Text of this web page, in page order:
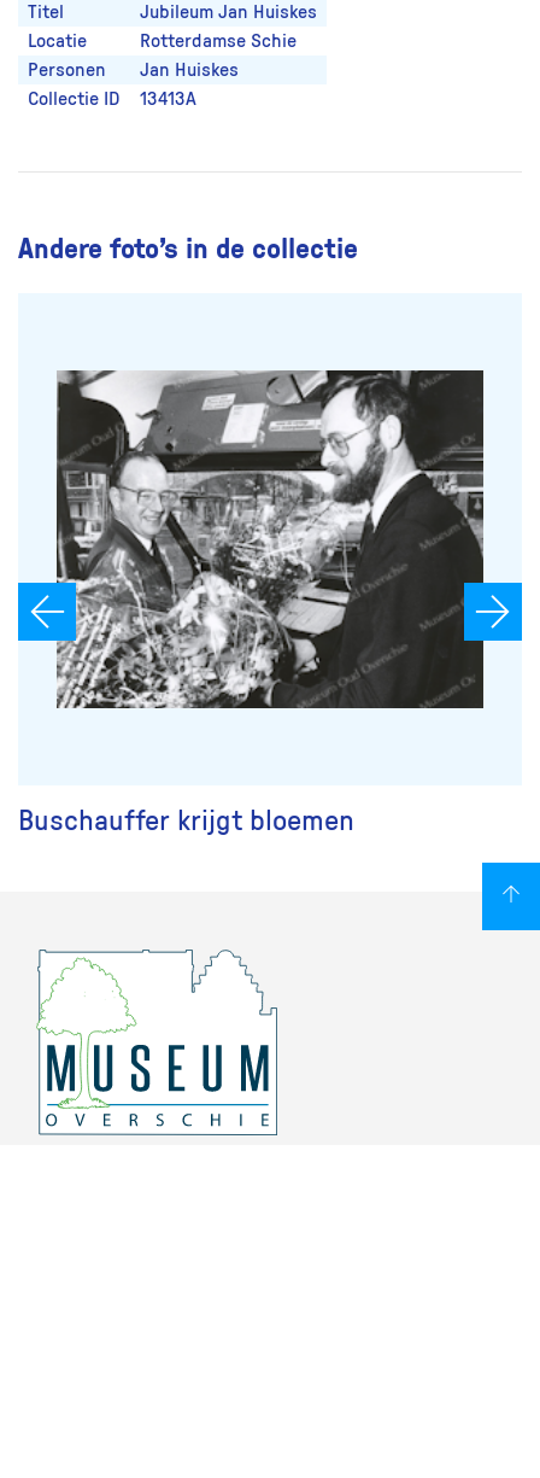
Titel
Jubileum Jan Huiskes
Locatie
Rotterdamse Schie
Personen
Jan Huiskes
Collectie ID
13413A
Andere foto’s in de collectie
Buschauffer krijgt bloemen